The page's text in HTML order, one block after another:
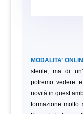
MODALITA’
sterile, ma di
potremo vedere
novità in
formazione molto